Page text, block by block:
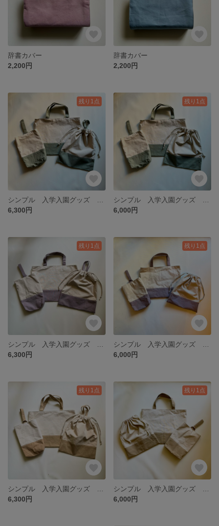
辞書カバー
2,200円
辞書カバー
2,200円
残り1点
6,300円
残り1点
6,000円
残り1点
6,300円
残り1点
6,000円
残り1点
6,300円
残り1点
6,000円